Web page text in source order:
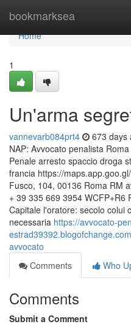
bookmarksea
Home
Home
1
Un'arma
vannevarb084prt4 673 days
NAP: Avvocato penalista
Penale arresto spaccio droga
francia https://
Fusco, 104, 00136 Roma RM
+ 39 335 669 3954 WCFP+R6
Capitale l'oratore: secolo colui
necessaria https://avvocato-
avvocato
Comments
Who
Comments
Submit a Comment